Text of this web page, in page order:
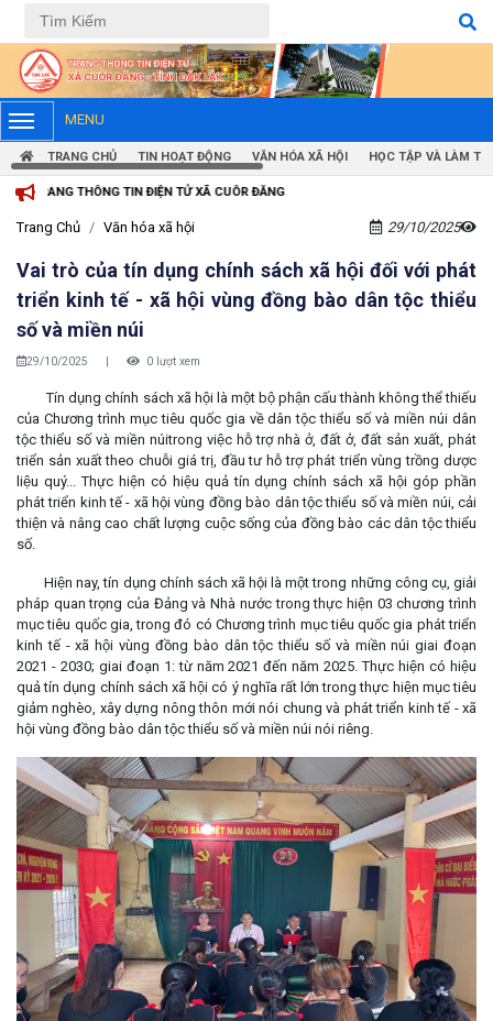
Tiếng Việt Tiếng Anh
MENU
TRANG CHỦ TIN HOẠT ĐỘNG VĂN HÓA XÃ HỘI HỌC TẬP VÀ LÀM
TIN ĐIỆN TỬ XÃ CUÔR ĐĂNG
Trang Chủ Văn hóa xã hội 29/10/2025
Vai trò của tín dụng chính sách xã hội đối với phát
triển kinh tế - xã hội vùng đồng bào dân tộc thiểu
số và miền núi
29/10/2025 | 0 lượt xem
Tín dụng chính sách xã hội là một bộ phận cấu thành không thể thiếu
của Chương trình mục tiêu quốc gia về dân tộc thiểu số và miền núi dân
tộc thiểu số và miền núitrong việc hỗ trợ nhà ở, đất ở, đất sản xuất, phát
triển sản xuất theo chuỗi giá trị, đầu tư hỗ trợ phát triển vùng trồng dược
liệu quý... Thực hiện có hiệu quả tín dụng chính sách xã hội góp phần
phát triển kinh tế - xã hội vùng đồng bào dân tộc thiểu số và miền núi, cải
thiện và nâng cao chất lượng cuộc sống của đồng bào các dân tộc thiểu
số.
Hiện nay, tín dụng chính sách xã hội là một trong những công cụ, giải
pháp quan trọng của Đảng và Nhà nước trong thực hiện 03 chương trình
mục tiêu quốc gia, trong đó có Chương trình mục tiêu quốc gia phát triển
kinh tế - xã hội vùng đồng bào dân tộc thiểu số và miền núi giai đoạn
2021 - 2030; giai đoạn 1: từ năm 2021 đến năm 2025. Thực hiện có hiệu
quả tín dụng chính sách xã hội có ý nghĩa rất lớn trong thực hiện mục tiêu
giảm nghèo, xây dựng nông thôn mới nói chung và phát triển kinh tế - xã
hội vùng đồng bào dân tộc thiểu số và miền núi nói riêng.